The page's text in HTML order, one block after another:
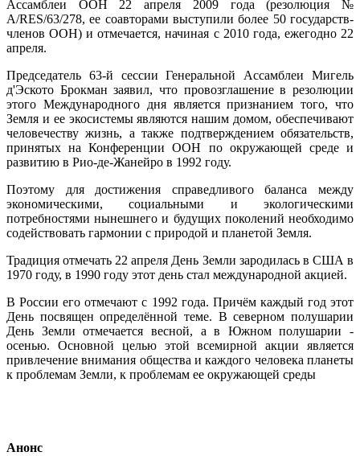
Ассамблеи ООН 22 апреля 2009 года (резолюция №
A/RES/63/278, ее соавторами выступили более 50 государств-
членов ООН) и отмечается, начиная с 2010 года, ежегодно 22
апреля.
Председатель 63-й сессии Генеральной Ассамблеи Мигель
д'Эското Брокман заявил, что провозглашение в резолюции
этого Международного дня является признанием того, что
Земля и ее экосистемы являются нашим домом, обеспечивают
человечеству жизнь, а также подтверждением обязательств,
принятых на Конференции ООН по окружающей среде и
развитию в Рио-де-Жанейро в 1992 году.
Поэтому для достижения справедливого баланса между
экономическими, социальными и экологическими
потребностями нынешнего и будущих поколений необходимо
содействовать гармонии с природой и планетой Земля.
Традиция отмечать 22 апреля День Земли зародилась в США в
1970 году, в 1990 году этот день стал международной акцией.
В России его отмечают с 1992 года. Причём каждый год этот
День посвящен определённой теме. В северном полушарии
День Земли отмечается весной, а в Южном полушарии -
осенью. Основной целью этой всемирной акции является
привлечение внимания общества и каждого человека планеты
к проблемам Земли, к проблемам ее окружающей среды
Анонс